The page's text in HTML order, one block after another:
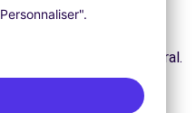
patrimoine architectural.
Saint-Malo.
pleine nature.